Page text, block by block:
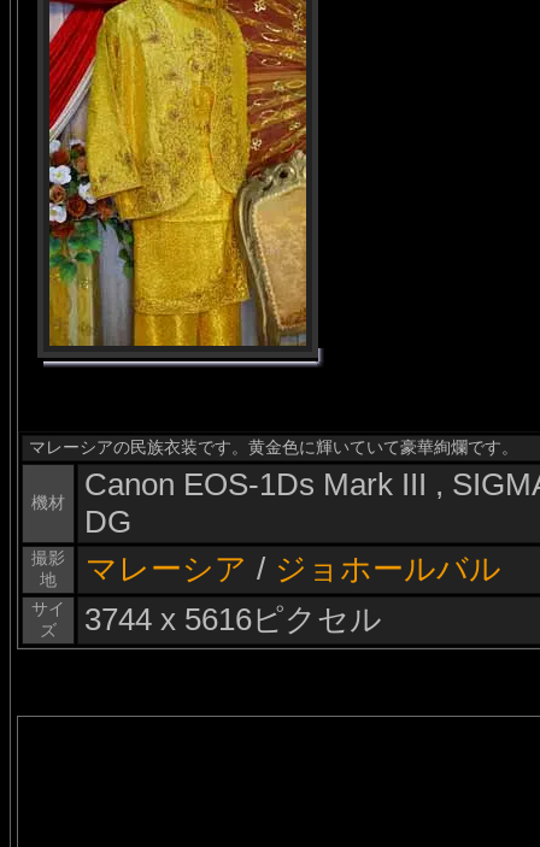
マレーシアの民族衣装です。黄金色に輝いていて豪華絢爛です。
機材
Canon EOS-1Ds Mark III ,
DG
撮影
地
マレーシア / ジョホールバル
サイ
ズ
3744 x 5616ピクセル